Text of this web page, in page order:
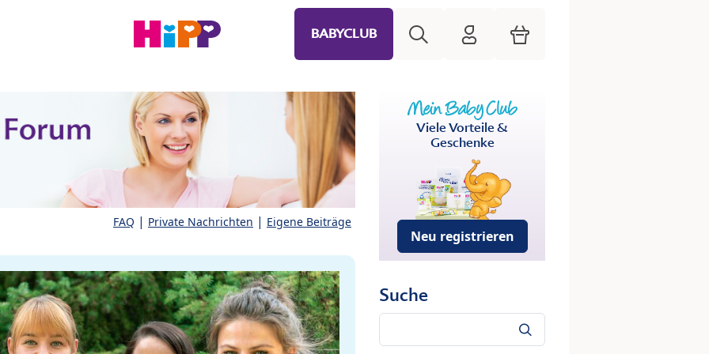
BABYCLUB HiPP Mein Babyclub
Warenkorb
FAQ | Private Nachrichten | Eigene Beiträge
Viele Vorteile &
Geschenke
Neu registrieren
Suche